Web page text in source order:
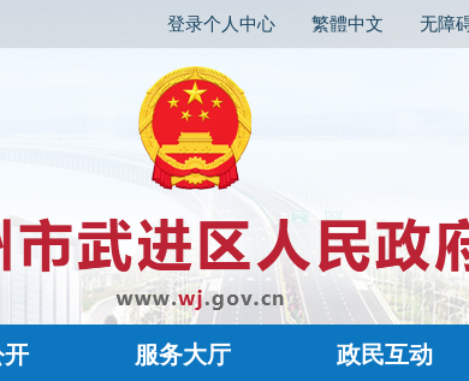
登录个人中心 繁體中文 无障
开 服务大厅 政民互动